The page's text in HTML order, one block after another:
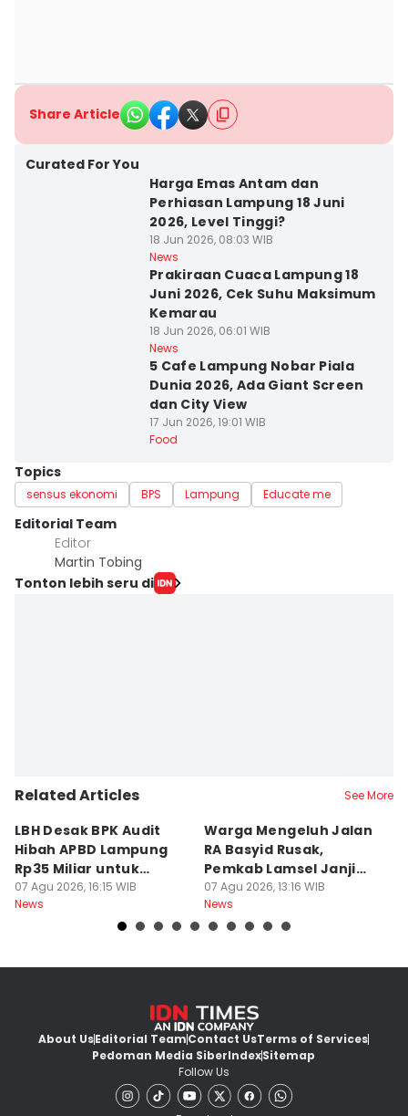
Share Article
Curated For You
Harga Emas Antam dan
Perhiasan Lampung 18 Juni
2026, Level Tinggi?
18 Jun 2026, 08:03 WIB
News
Prakiraan Cuaca Lampung 18
Juni 2026, Cek Suhu Maksimum
Kemarau
18 Jun 2026, 06:01 WIB
News
5 Cafe Lampung Nobar Piala
Dunia 2026, Ada Giant Screen
dan City View
17 Jun 2026, 19:01 WIB
Food
Topics
sensus ekonomi BPS Lampung Educate me
Editorial Team
Editor
Martin Tobing
Tonton lebih seru di
Related Articles See More
LBH Desak BPK Audit
Hibah APBD Lampung
Rp35 Miliar untuk
Kejaksaan
07 Agu 2026, 16:15 WIB
News
Warga Mengeluh Jalan
RA Basyid Rusak,
Pemkab Lamsel Janji
Segera Perbaiki
07 Agu 2026, 13:16 WIB
News
About UsEditorial TeamContact UsTerms of Services
Pedoman Media SiberIndexSitemap
Follow Us